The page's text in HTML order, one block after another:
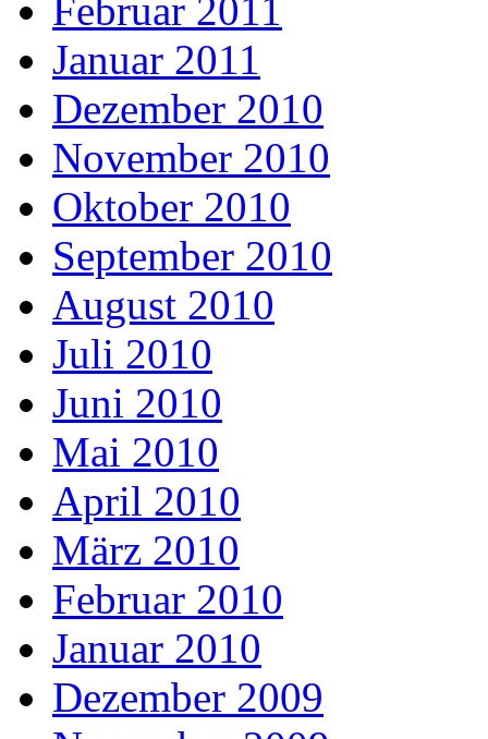
Februar 2011
Januar 2011
Dezember 2010
November 2010
Oktober 2010
September 2010
August 2010
Juli 2010
Juni 2010
Mai 2010
April 2010
März 2010
Februar 2010
Januar 2010
Dezember 2009